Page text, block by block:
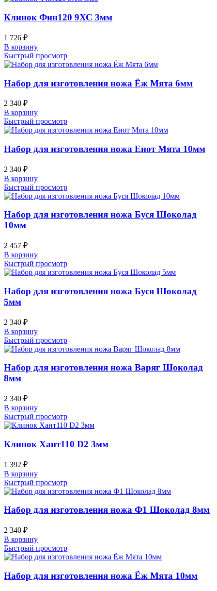
Клинок Фин120 9ХС 3мм
1 726 ₽
В корзину
Быстрый просмотр
Набор для изготовления ножа Ёж Мята 6мм
2 340 ₽
В корзину
Быстрый просмотр
Набор для изготовления ножа Енот Мята 10мм
2 340 ₽
В корзину
Быстрый просмотр
Набор для изготовления ножа Буся Шоколад
10мм
2 457 ₽
В корзину
Быстрый просмотр
Набор для изготовления ножа Буся Шоколад
5мм
2 340 ₽
В корзину
Быстрый просмотр
Набор для изготовления ножа Варяг Шоколад
8мм
2 340 ₽
В корзину
Быстрый просмотр
Клинок Хант110 D2 3мм
1 392 ₽
В корзину
Быстрый просмотр
Набор для изготовления ножа Ф1 Шоколад 8мм
2 340 ₽
В корзину
Быстрый просмотр
Набор для изготовления ножа Ёж Мята 10мм